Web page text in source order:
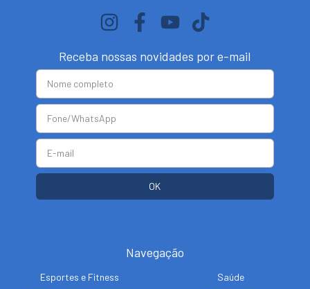
Receba nossas novidades por e-mail
Navegação
Esportes e Fitness
Saúde